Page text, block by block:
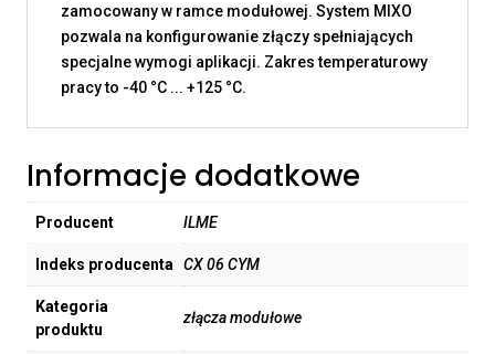
zamocowany w ramce modułowej. System MIXO
pozwala na konfigurowanie złączy spełniających
specjalne wymogi aplikacji. Zakres temperaturowy
pracy to -40 °C ... +125 °C.
Informacje dodatkowe
Producent ILME
Indeks producenta CX 06 CYM
Kategoria
produktu
złącza modułowe